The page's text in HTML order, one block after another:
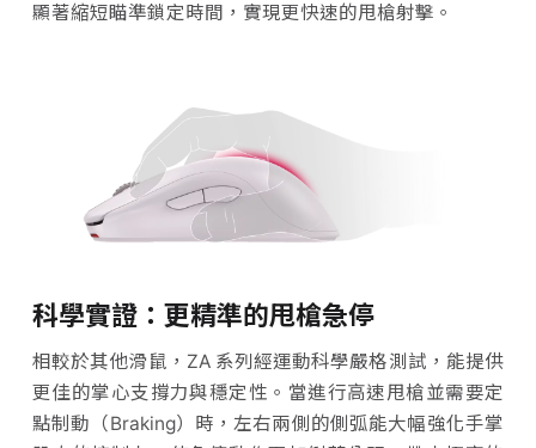
顯著縮短瞄準鎖定時間，實現更快速的甩槍射擊。
科學實證：更精準的甩槍急停
相較於其他滑鼠，ZA 系列經運動科學嚴格測試，能提供
更佳的掌心支撐力與穩定性。當進行高速甩槍並需要定
點制動（Braking）時，左右兩側的側弧能大幅強化手掌